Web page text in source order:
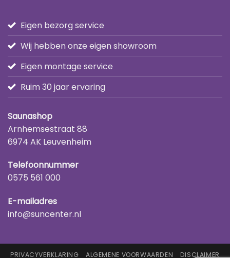
Eigen bezorg service
Wij hebben onze eigen showroom
Eigen montage service
Ruim 30 jaar ervaring
Saunashop
Arnhemsestraat 88
6974 AK Leuvenheim
Telefoonnummer
0575 561 000
E-mailadres
info@suncenter.nl
PRIVACYVERKLARING ALGEMENE VOORWAARDEN DISCLAIMER